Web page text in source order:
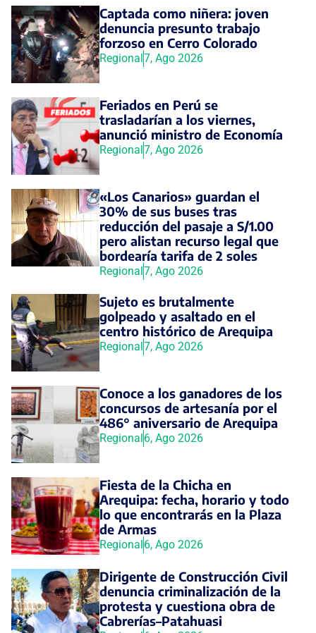
Captada como niñera: joven
denuncia presunto trabajo
forzoso en Cerro Colorado
Regional7, Ago 2026
Feriados en Perú se
trasladarían a los viernes,
anunció ministro de Economía
Regional7, Ago 2026
«Los Canarios» guardan el
30% de sus buses tras
reducción del pasaje a S/1.00
pero alistan recurso legal que
bordearía tarifa de 2 soles
Regional7, Ago 2026
Sujeto es brutalmente
golpeado y asaltado en el
centro histórico de Arequipa
Regional7, Ago 2026
Conoce a los ganadores de los
concursos de artesanía por el
486° aniversario de Arequipa
Regional6, Ago 2026
Fiesta de la Chicha en
Arequipa: fecha, horario y todo
lo que encontrarás en la Plaza
de Armas
Regional6, Ago 2026
Dirigente de Construcción Civil
denuncia criminalización de la
protesta y cuestiona obra de
Cabrerías–Patahuasi